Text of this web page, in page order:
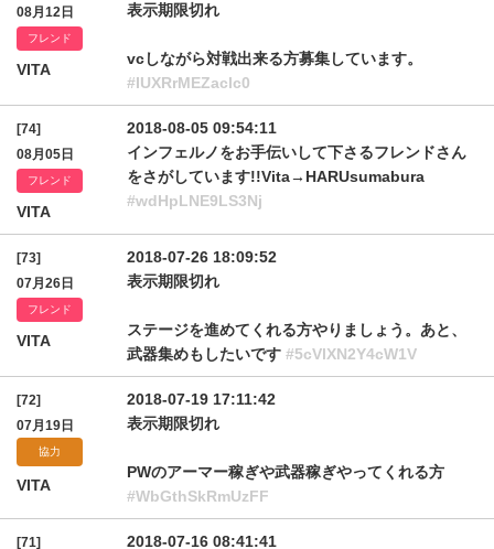
08月12日
フレンド
VITA
表示期限切れ
vcしながら対戦出来る方募集しています。
#IUXRrMEZaclc0
[74]
08月05日
フレンド
VITA
2018-08-05 09:54:11
インフェルノをお手伝いして下さるフレンドさん
をさがしています!!Vita→HARUsumabura
#wdHpLNE9LS3Nj
[73]
07月26日
フレンド
VITA
2018-07-26 18:09:52
表示期限切れ
ステージを進めてくれる方やりましょう。あと、
武器集めもしたいです #5cVlXN2Y4cW1V
[72]
07月19日
協力
VITA
2018-07-19 17:11:42
表示期限切れ
PWのアーマー稼ぎや武器稼ぎやってくれる方
#WbGthSkRmUzFF
[71] 2018-07-16 08:41:41